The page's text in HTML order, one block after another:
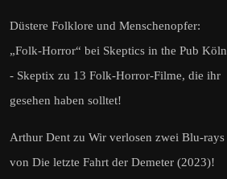
Düstere Folklore und Menschenopfer:
„Folk-Horror“ bei Skeptics in the Pub Köln
- Skeptix zu 13 Folk-Horror-Filme, die ihr
gesehen haben solltet!
Arthur Dent zu Wir verlosen zwei Blu-rays
von Die letzte Fahrt der Demeter (2023)!